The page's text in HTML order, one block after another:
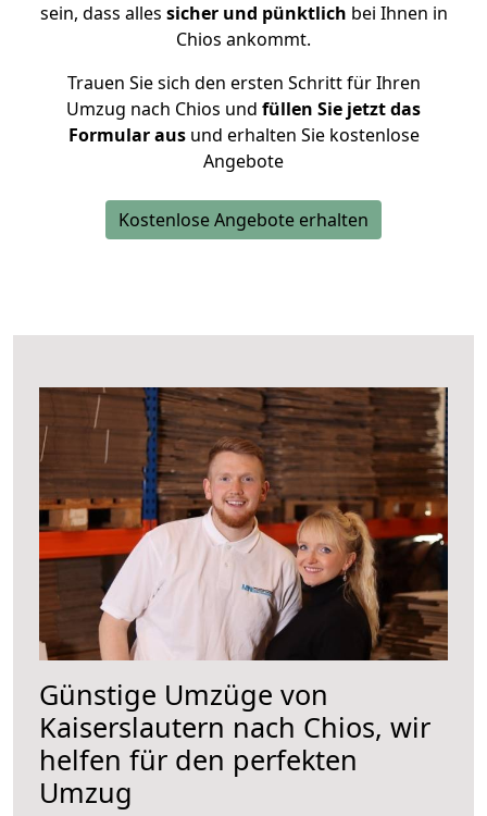
sein, dass alles sicher und pünktlich bei Ihnen in
Chios ankommt.
Trauen Sie sich den ersten Schritt für Ihren
Umzug nach Chios und füllen Sie jetzt das
Formular ausund erhalten Sie kostenlose
Angebote
Kostenlose Angebote erhalten
Günstige Umzüge von
Kaiserslautern nach Chios, wir
helfen für den perfekten
Umzug